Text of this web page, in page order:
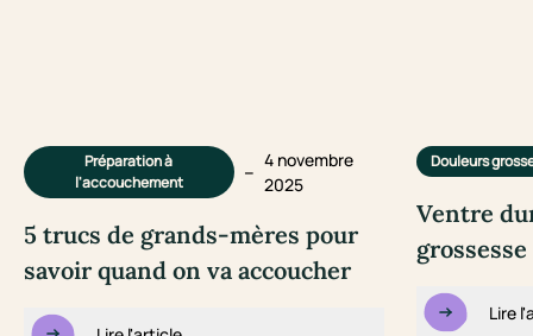
Préparation à
l'accouchement
– 4 novembre
2025
5 trucs de grands-mères pour
savoir quand on va accoucher
Douleurs
Ventre
Lire